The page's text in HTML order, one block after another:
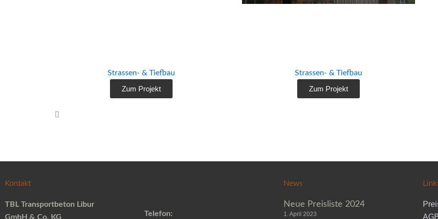
Strassen- & Tiefbau
Zum Projekt
Strassen- & Tiefbau
Zum Projekt
Kontakt
TBL Transportbeton Libur
GmbH & Co. KG
Telefon:
News
Neue Preisliste 2024
1. April 2023